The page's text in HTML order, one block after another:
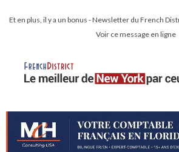
Et en plus, il y a un bonus - Newsletter du French
Voir ce message en ligne